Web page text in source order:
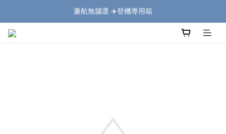
熱銷破萬🔥上掀式行李箱
廉航無腦選 ✈️登機專用箱